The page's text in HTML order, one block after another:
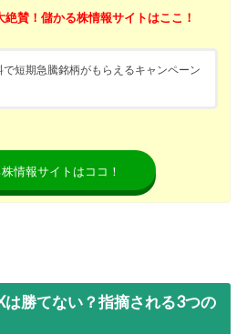
賛！儲かる株情報サイトはここ！
で短期急騰銘柄がもらえるキャンペーン
情報サイトはココ！
勝てない？指摘される3つの